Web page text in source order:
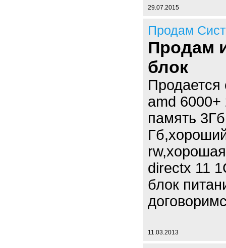
29.07.2015
Продам
Продам
блок
Продается
amd 6000+
память
directx 11
блок
11.03.2013